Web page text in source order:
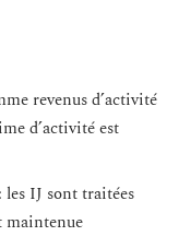
revenus d’activité
d’activité est
IJ sont traitées
maintenue